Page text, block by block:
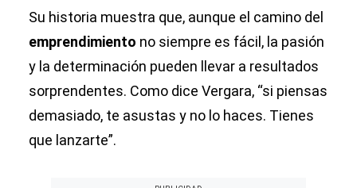
Su historia muestra que, aunque el camino del
emprendimiento no siempre es fácil, la pasión
y la determinación pueden llevar a resultados
sorprendentes. Como dice Vergara, “si piensas
demasiado, te asustas y no lo haces. Tienes
que lanzarte”.